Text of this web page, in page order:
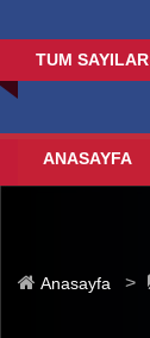
TUM SAYILAR
ANASAYFA
Anasayfa >